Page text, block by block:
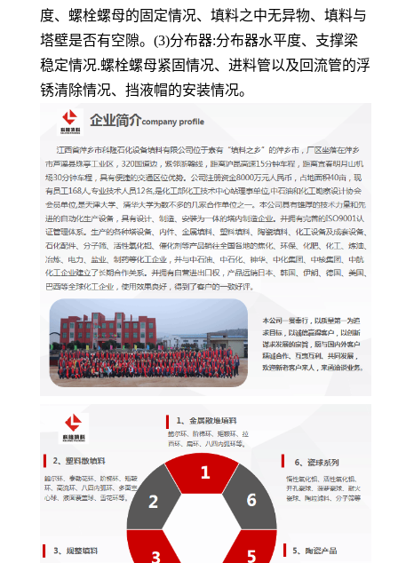
度、螺栓螺母的固定情况、填料之中无异物、填料与
塔壁是否有空隙。 (3)分布器:分布器水平度、支撑梁
稳定情况.螺栓螺母紧固情况、进料管以及回流管的浮
锈清除情况、挡液帽的安装情况。